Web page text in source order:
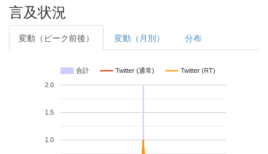
言及状況
変動（ピーク前後） 変動（月別） 分布
合計 Twitter (通常) Twitter (RT)
1.0
1.5
2.0